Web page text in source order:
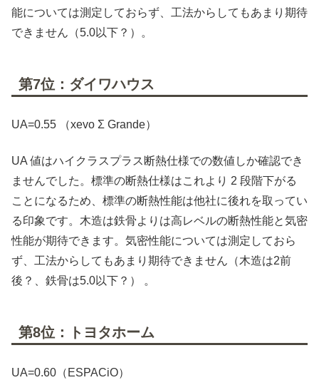
能については測定しておらず、工法からしてもあまり期待
できません（5.0以下？）。
第7位：ダイワハウス
UA=0.55 （xevo Σ Grande）
UA 値はハイクラスプラス断熱仕様での数値しか確認でき
ませんでした。標準の断熱仕様はこれより 2 段階下がる
ことになるため、標準の断熱性能は他社に後れを取ってい
る印象です。木造は鉄骨よりは高レベルの断熱性能と気密
性能が期待できます。気密性能については測定しておら
ず、工法からしてもあまり期待できません（木造は2前
後？、鉄骨は5.0以下？） 。
第8位：トヨタホーム
UA=0.60（ESPACiO）